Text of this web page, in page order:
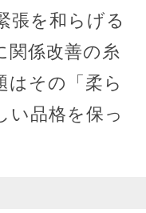
張を和らげる
関係改善の糸
はその「柔ら
い品格を保っ